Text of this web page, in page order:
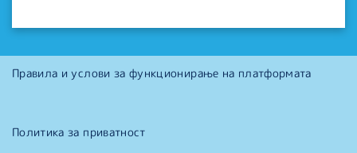
Правила и услови за функционирање на платформата
Политика за приватност